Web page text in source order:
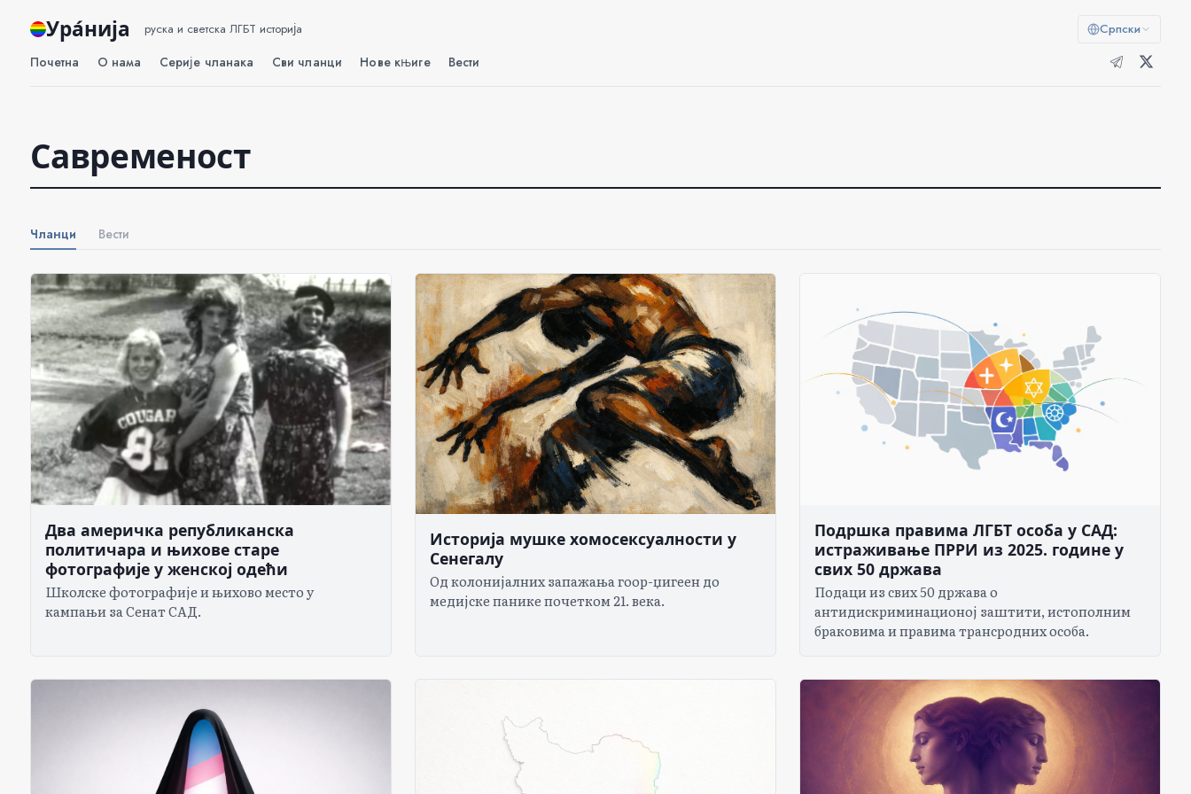
Ура́нија руска и светска ЛГБТ историја Српски
Почетна О нама Серије чланака Сви чланци Нове књиге Вести
Савременост
Чланци Вести
Два америчка републиканска
политичара и њихове старе
фотографије у женској одећи
Школске фотографије и њихово место у
кампањи за Сенат САД.
Историја мушке хомосексуалности у
Сенегалу
Од колонијалних запажања гоор-џигеен до
медијске панике почетком 21. века.
Подршка правима ЛГБТ особа у САД:
истраживање ПРРИ из 2025. године у
свих 50 држава
Подаци из свих 50 држава о
антидискриминационој заштити, истополним
браковима и правима трансродних особа.